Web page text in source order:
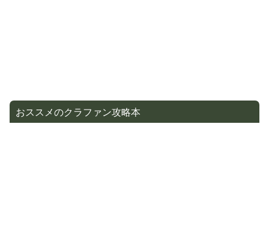
おススメのクラファン攻略本